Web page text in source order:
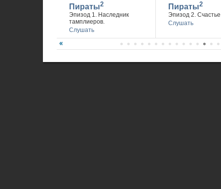
Пираты2
Эпизод 1. Наследник
тамплиеров.
Слушать
Пираты2
Эпизод 2. Счастье
Слушать